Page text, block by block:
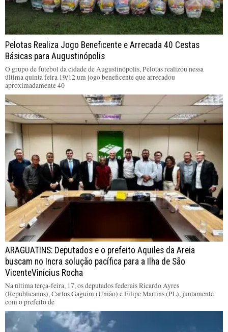
Pelotas Realiza Jogo Beneficente e Arrecada 40 Cestas
Básicas para Augustinópolis
O grupo de futebol da cidade de Augustinópolis, Pelotas realizou nessa
última quinta feira 19/12 um jogo beneficente que arrecadou
aproximadamente 40
ARAGUATINS: Deputados e o prefeito Aquiles da Areia
buscam no Incra solução pacífica para a Ilha de São
VicenteVinícius Rocha
Na última terça-feira, 17, os deputados federais Ricardo Ayres
(Republicanos), Carlos Gaguim (União) e Filipe Martins (PL), juntamente
com o prefeito de